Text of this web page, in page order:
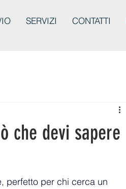
SERVIZI CONTATTI
che devi sapere
perfetto per chi cerca un